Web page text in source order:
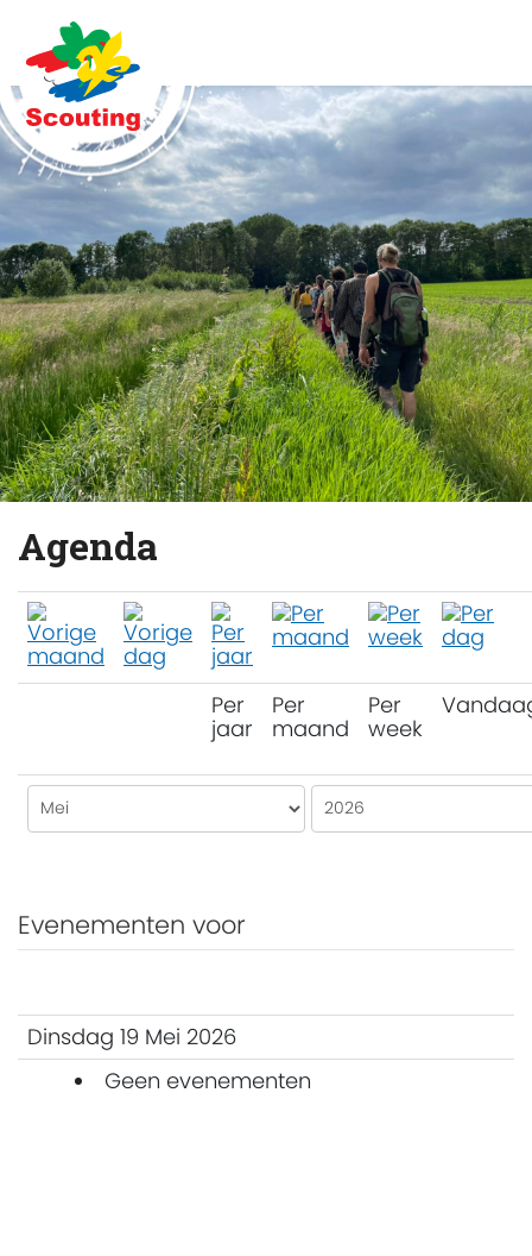
Agenda
Per
jaar
Per
maand
Per
week
Evenementen voor
Dinsdag 19 Mei 2026
Geen evenementen